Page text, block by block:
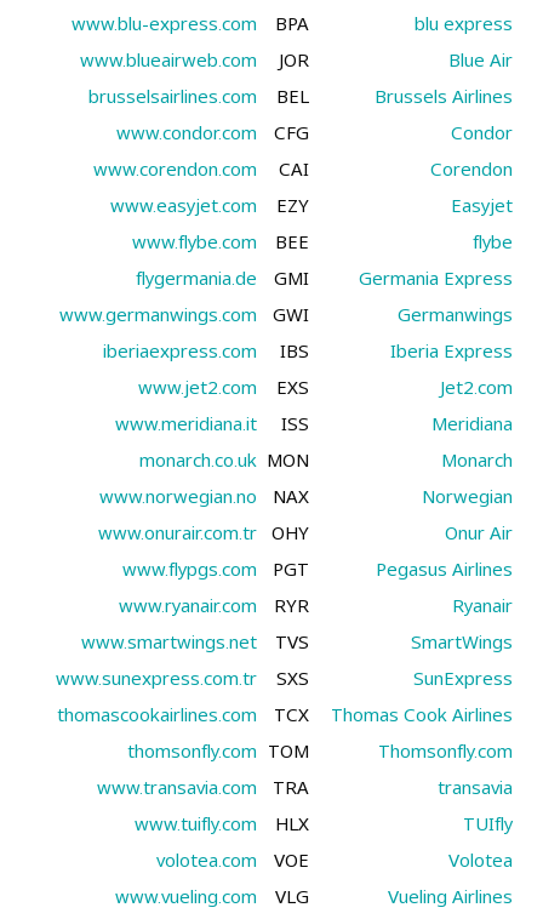
blu express
BPA
www.blu-express.com
Blue Air
JOR
www.blueairweb.com
Brussels Airlines
BEL
brusselsairlines.com
Condor
CFG
www.condor.com
Corendon
CAI
www.corendon.com
Easyjet
EZY
www.easyjet.com
flybe
BEE
www.flybe.com
Germania Express
GMI
flygermania.de
Germanwings
GWI
www.germanwings.com
Iberia Express
IBS
iberiaexpress.com
Jet2.com
EXS
www.jet2.com
Meridiana
ISS
www.meridiana.it
Monarch
MON
monarch.co.uk
Norwegian
NAX
www.norwegian.no
Onur Air
OHY
www.onurair.com.tr
Pegasus Airlines
PGT
www.flypgs.com
Ryanair
RYR
www.ryanair.com
SmartWings
TVS
www.smartwings.net
SunExpress
SXS
www.sunexpress.com.tr
Thomas Cook Airlines
TCX
thomascookairlines.com
Thomsonfly.com
TOM
thomsonfly.com
transavia
TRA
www.transavia.com
TUIfly
HLX
www.tuifly.com
Volotea
VOE
volotea.com
Vueling Airlines
VLG
www.vueling.com